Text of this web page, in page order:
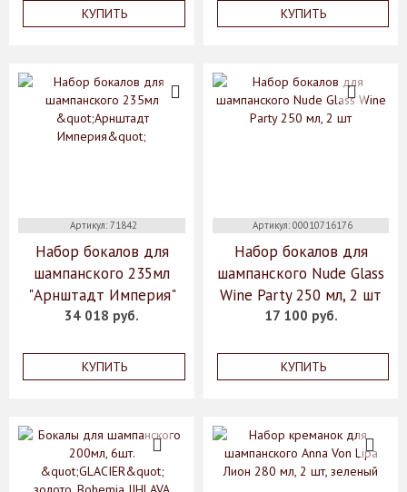
КУПИТЬ КУПИТЬ
Артикул: 71842
Набор бокалов для
шампанского 235мл
"Арнштадт Империя"
34 018 руб.
КУПИТЬ
Артикул: 00010716176
Набор бокалов для
шампанского Nude Glass
Wine Party 250 мл, 2 шт
17 100 руб.
КУПИТЬ